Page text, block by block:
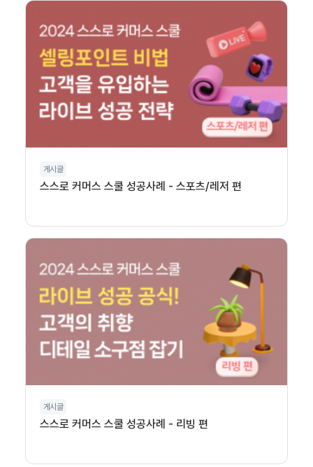
게시글
스스로 커머스 스쿨 성공사례 - 스포츠/레저 편
게시글
스스로 커머스 스쿨 성공사례 - 리빙 편